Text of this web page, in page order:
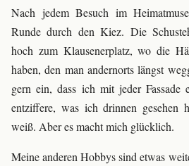
Nach jedem Besuch im
Runde durch den Kiez. Die
hoch zum Klausenerplatz, wo die
haben, den man andernorts längst
gern ein, dass ich mit jeder
entziffere, was ich drinnen gesehen
weiß. Aber es macht mich glücklich.
Meine anderen Hobbys sind etwas